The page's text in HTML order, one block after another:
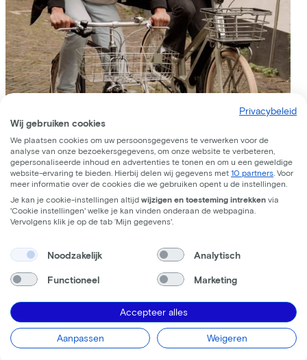
Zo werkt het
Meld je kosteloos aan
Registreer je bedrijf in 5 minuten. Na goedkeuring teken je
afnameverplichting.
2
Privacybeleid
Wij gebruiken cookies
We plaatsen cookies om uw persoonsgegevens te verwerken voor de
analyse van onze bezoekersgegevens, om onze website te verbeteren,
gepersonaliseerde inhoud en advertenties te tonen en om u een geweldige
website-ervaring te bieden. Hierbij delen wij gegevens met 10 partners . Voor
meer informatie over de cookies die we gebruiken opent u de instellingen.
Je kan je cookie-instellingen altijd wijzigen en toesteming intrekken via
'Cookie instellingen' welke je kan vinden onderaan de webpagina.
Vervolgens klik je op de tab ‘Mijn gegevens'.
Noodzakelijk Analytisch
Functioneel Marketing
Accepteer alles
Aanpassen Weigeren